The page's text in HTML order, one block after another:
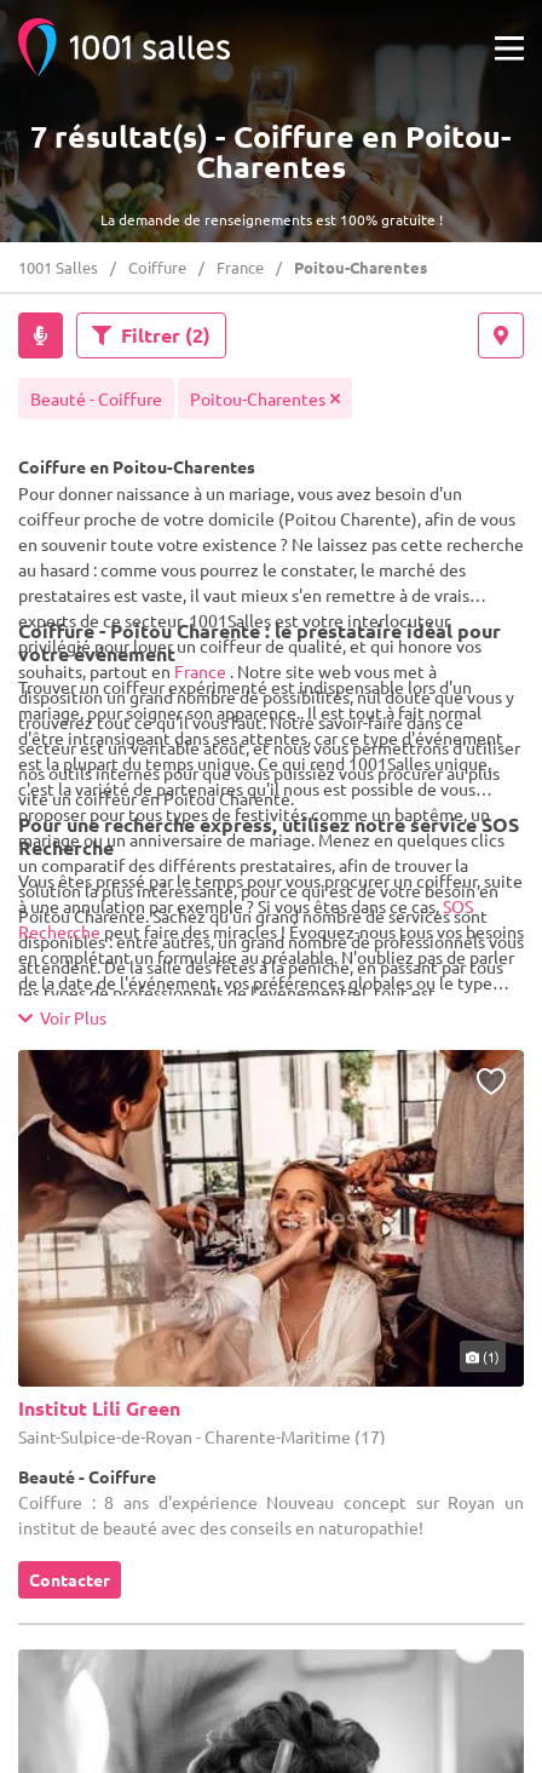
La demande de renseignements est 100% gratuite !
7 résultat(s) - Coiffure en Poitou-
Charentes
1001 Salles Coiffure France Poitou-Charentes
Filtrer (2)
Beauté - Coiffure Poitou-Charentes
Coiffure en Poitou-Charentes
Pour donner naissance à un mariage, vous avez besoin d'un
coiffeur proche de votre domicile (Poitou Charente), afin de vous
en souvenir toute votre existence ? Ne laissez pas cette recherche
au hasard : comme vous pourrez le constater, le marché des
prestataires est vaste, il vaut mieux s'en remettre à de vrais
experts de ce secteur. 1001Salles est votre interlocuteur
privilégié pour louer un coiffeur de qualité, et qui honore vos
souhaits, partout en France . Notre site web vous met à
disposition un grand nombre de possibilités, nul doute que vous y
trouverez tout ce qu'il vous faut. Notre savoir-faire dans ce
secteur est un véritable atout, et nous vous permettrons d'utiliser
nos outils internes pour que vous puissiez vous procurer au plus
vite un coiffeur en Poitou Charente.
Coiffure - Poitou Charente : le prestataire idéal pour
votre événement
Trouver un coiffeur expérimenté est indispensable lors d'un
mariage, pour soigner son apparence.. Il est tout à fait normal
d'être intransigeant dans ses attentes, car ce type d'événement
est la plupart du temps unique. Ce qui rend 1001Salles unique,
c'est la variété de partenaires qu'il nous est possible de vous
proposer pour tous types de festivités comme un baptême, un
mariage ou un anniversaire de mariage. Menez en quelques clics
un comparatif des différents prestataires, afin de trouver la
solution la plus intéressante, pour ce qui est de votre besoin en
Poitou Charente. Sachez qu'un grand nombre de services sont
disponibles : entre autres, un grand nombre de professionnels vous
attendent. De la salle des fêtes à la péniche, en passant par tous
les types de professionnels de l'événementiel, tout est
envisageable. Opter pour 1001Salles est un gain de temps non
Pour une recherche express, utilisez notre service SOS
Recherche
Vous êtes pressé par le temps pour vous procurer un coiffeur, suite
à une annulation par exemple ? Si vous êtes dans ce cas,SOS
Recherche peut faire des miracles ! Évoquez-nous tous vos besoins
en complétant un formulaire au préalable. N'oubliez pas de parler
de la date de l'événement, vos préférences globales ou le type
d'événement... Après analyse de vos critères, nous vous enverrons
Dernière étape, vous recevrez en quelques jours l'ensemble des
devis concernant les prestataires en question, pour un coiffeur en
Poitou Charente, faites tout simplement votre choix ! Il s'agit d'un
gain de temps qui n'est pas négligeable, et surtout, vous serez sûr
que votre recherche sera parfaitement honorée. Un doute ? Une
question ? N'hésitez pas à nous solliciter.
Voir Plus
(1)
Institut Lili Green
Saint-Sulpice-de-Royan - Charente-Maritime (17)
Beauté - Coiffure
Coiffure : 8 ans d'expérience Nouveau concept sur Royan un
institut de beauté avec des conseils en naturopathie!
Contacter